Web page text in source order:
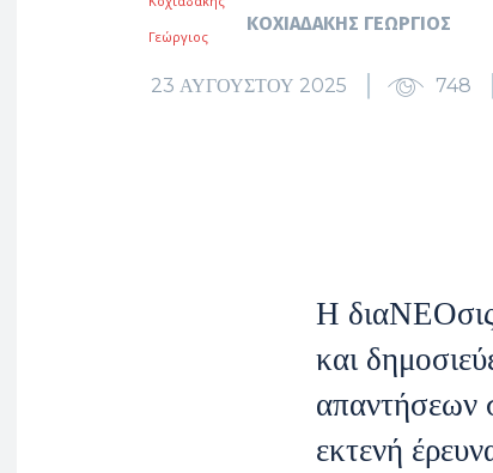
ΚΟΧΙΑΔΆΚΗΣ ΓΕΏΡΓΙΟΣ
23 ΑΥΓΟΎΣΤΟΥ 2025 748
Η
και
εκτενή